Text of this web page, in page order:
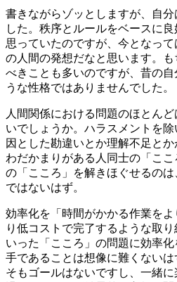
書きながらゾッとしますが、自
した。秩序とルールをベースに
思っていたのですが、今となっ
の人間の発想だなと思います。
べきことも多いのですが、昔の
うな性格ではありませんでした。
人間関係における問題のほとん
いでしょうか。ハラスメントを
因とした勘違いとか理解不足とか
わだかまりがある人同士の「こ
の「こころ」を解きほぐせるの
ではないはず。
効率化を「時間がかかる作業を
り低コストで完了するような取
いった「こころ」の問題に効率
手であることは想像に難くない
そもゴールはないですし、一緒